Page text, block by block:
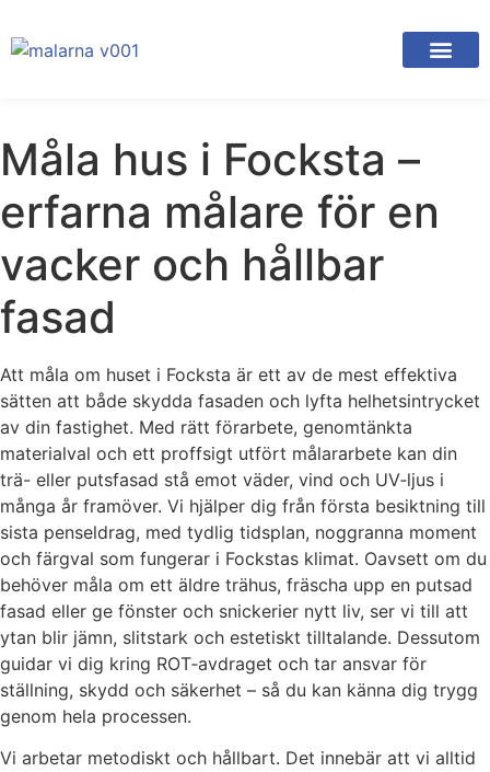
Måla hus i Focksta –
erfarna målare för en
vacker och hållbar
fasad
Att måla om huset i Focksta är ett av de mest effektiva
sätten att både skydda fasaden och lyfta helhetsintrycket
av din fastighet. Med rätt förarbete, genomtänkta
materialval och ett proffsigt utfört målararbete kan din
trä- eller putsfasad stå emot väder, vind och UV‑ljus i
många år framöver. Vi hjälper dig från första besiktning till
sista penseldrag, med tydlig tidsplan, noggranna moment
och färgval som fungerar i Fockstas klimat. Oavsett om du
behöver måla om ett äldre trähus, fräscha upp en putsad
fasad eller ge fönster och snickerier nytt liv, ser vi till att
ytan blir jämn, slitstark och estetiskt tilltalande. Dessutom
guidar vi dig kring ROT‑avdraget och tar ansvar för
ställning, skydd och säkerhet – så du kan känna dig trygg
genom hela processen.
Vi arbetar metodiskt och hållbart. Det innebär att vi alltid